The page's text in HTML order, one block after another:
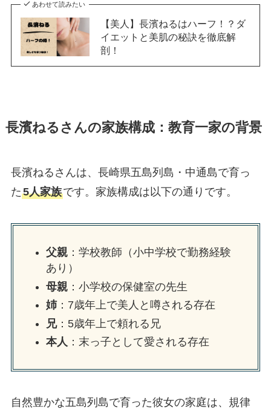
あわせて読みたい
【美人】長濱ねるはハーフ！？ダ
イエットと美肌の秘訣を徹底解
剖！
長濱ねるさんの家族構成：教育一家の背景
長濱ねるさんは、長崎県五島列島・中通島で育っ
た5人家族です。家族構成は以下の通りです。
父親：学校教師（小中学校で勤務経験
あり）
母親：小学校の保健室の先生
姉：7歳年上で美人と噂される存在
兄：5歳年上で頼れる兄
本人 ：末っ子として愛される存在
自然豊かな五島列島で育った彼女の家庭は、規律